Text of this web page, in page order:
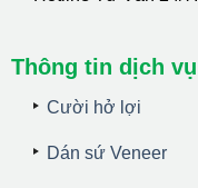
Thông tin dịch vụ
Cười hở lợi
Dán sứ Veneer